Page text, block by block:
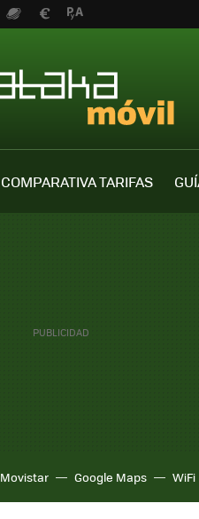
COMPARATIVA TARIFAS
Movistar Google Maps WiFi